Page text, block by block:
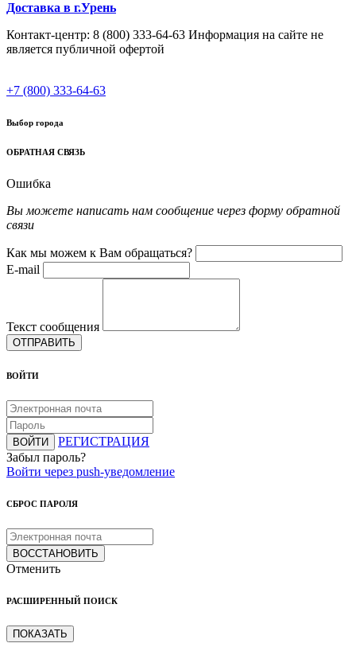
Доставка в г.Урень
Контакт-центр: 8 (800) 333-64-63 Информация на сайте не
является публичной офертой
+7 (800) 333-64-63
Выбор города
ОБРАТНАЯ СВЯЗЬ
Ошибка
Вы можете написать нам сообщение через форму обратной
связи
Как мы можем к Вам обращаться?
E-mail
Текст сообщения
ОТПРАВИТЬ
ВОЙТИ
ВОЙТИ
РЕГИСТРАЦИЯ
Забыл пароль?
Войти через push-уведомление
СБРОС ПАРОЛЯ
ВОССТАНОВИТЬ
Отменить
РАСШИРЕННЫЙ ПОИСК
ПОКАЗАТЬ